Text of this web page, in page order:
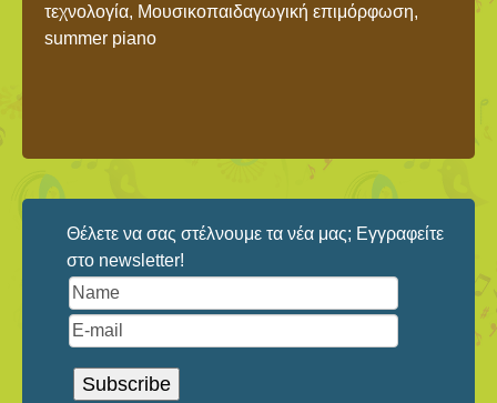
τεχνολογία, Μουσικοπαιδαγωγική επιμόρφωση,
summer piano
Θέλετε να σας στέλνουμε τα νέα μας; Εγγραφείτε
στο newsletter!